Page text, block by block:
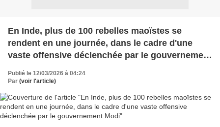
En Inde, plus de 100 rebelles maoïstes se
rendent en une journée, dans le cadre d'une
vaste offensive déclenchée par le gouvernement
Publié le 12/03/2026 à 04:24
Par (voir l'article)